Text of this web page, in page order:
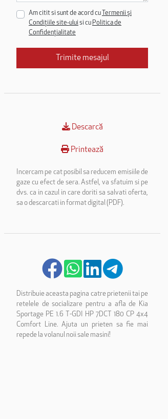
Am citit si sunt de acord cu
Termenii și
Condițiile site-uluisi cu Politica de
Confidențialitate
Trimite mesajul
Descarcă
Printează
Incercam pe cat posibil sa reducem emisiile de
gaze cu efect de sera. Astfel, va sfatuim si pe
dvs. ca in cazul in care doriti sa salvati oferta,
sa o descarcati in format digital (PDF).
Distribuie aceasta pagina catre prietenii tai pe
retelele de socializare pentru a afla de Kia
Sportage PE 1.6 T-GDI HP 7DCT 180 CP 4x4
Comfort Line. Ajuta un prieten sa fie mai
repede la volanul noii sale masini!